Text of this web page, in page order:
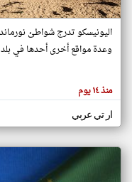
هنا عن
وجهة
كاتبيها.
اليونيسكو تدرج شواطئ
وعدة مواقع أخرى أحدها في
منذ ١٤ يوم
ار تي عربي